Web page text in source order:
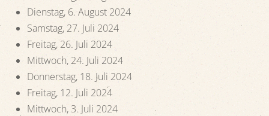
Dienstag, 6. August 2024
Samstag, 27. Juli 2024
Freitag, 26. Juli 2024
Mittwoch, 24. Juli 2024
Donnerstag, 18. Juli 2024
Freitag, 12. Juli 2024
Mittwoch, 3. Juli 2024